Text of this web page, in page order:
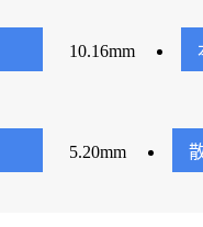
10.16mm
5.20mm